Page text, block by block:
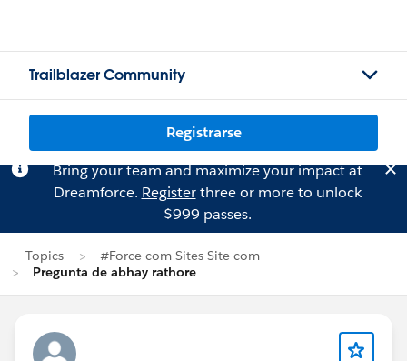
Trailblazer Community
Registrarse
Bring your team and maximize your impact at
Dreamforce. Registerthree or more to unlock
$999 passes.
Topics
#Force com Sites Site com
Pregunta de abhay rathore